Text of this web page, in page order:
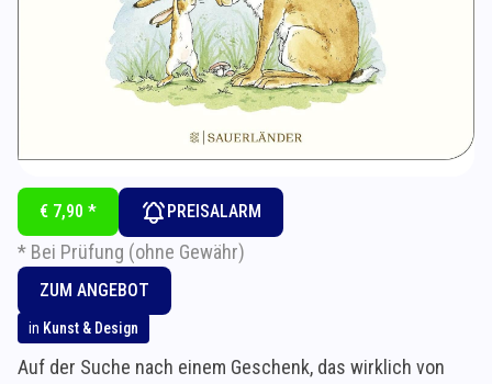
€ 7,90 * PREISALARM
* Bei Prüfung (ohne Gewähr)
ZUM ANGEBOT
in Kunst & Design
Auf der Suche nach einem Geschenk, das wirklich von